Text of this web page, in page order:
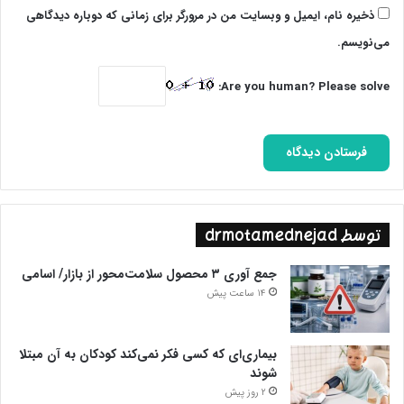
ذخیره نام، ایمیل و وبسایت من در مرورگر برای زمانی که دوباره دیدگاهی
می‌نویسم.
Are you human? Please solve:
توسط drmotamednejad
جمع آوری ۳ محصول سلامت‌محور از بازار/ اسامی
14 ساعت پیش
بیماری‌ای که کسی فکر نمی‌کند کودکان به آن مبتلا
شوند
2 روز پیش